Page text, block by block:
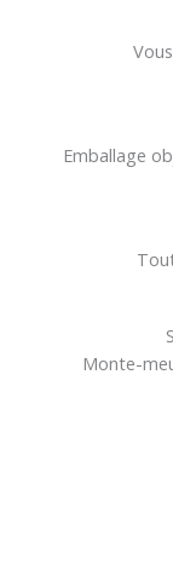
Emballage
Monte-